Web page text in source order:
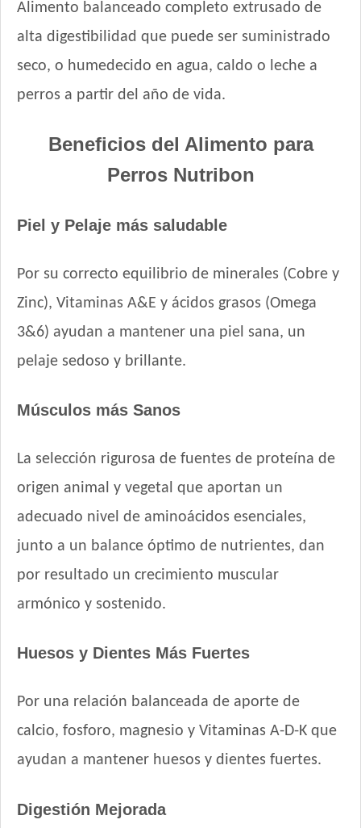
Fawna Perro Adulto Mordida Mediana y Grande
Ganacan Perro Adulto Mix Carne, Hígado y Pollo
Ganacan Perro Adulto sabor Carne
Gooster Perro Adulto
Gran Campeón Maintenance Perro Adulto Mordida Grande
Gran Pastor Perro Criadores
Handler Perro Adulto Mediano y Grande
High Pro Criadores Perro Adulto
High Pro Perro Adulto Cordero
Jager Perro Adulto
Jaspe Premium Perro Adulto
Jaspe Premium Perro Criadores
Keiko Max Perro Adulto Mediano y Grande
Keiko Perro Adulto de Raza Mediana y Grande sabor Carne
Ken-L Perro Adulto de Raza Mediana y Grande
Kongo Gold Perro Adulto Medianos y Grandes
Maintenance Criadores Perro Adulto Carne y Pollo
Master Crock Perro Adulto Raza Mediana y Grande
Max Pet Perro Adulto Mordida Grande
Maxxium Perro Adulto Cordero Patagónico y Arroz
Mi Amigo Perro Adulto
Alimento balanceado completo extrusado de
alta digestibilidad que puede ser suministrado
seco, o humedecido en agua, caldo o leche a
perros a partir del año de vida.
Beneficios del Alimento para
Perros Nutribon
Piel y Pelaje más saludable
Por su correcto equilibrio de minerales (Cobre y
Zinc), Vitaminas A&E y ácidos grasos (Omega
3&6) ayudan a mantener una piel sana, un
pelaje sedoso y brillante.
Músculos más Sanos
La selección rigurosa de fuentes de proteína de
origen animal y vegetal que aportan un
adecuado nivel de aminoácidos esenciales,
junto a un balance óptimo de nutrientes, dan
por resultado un crecimiento muscular
armónico y sostenido.
Huesos y Dientes Más Fuertes
Por una relación balanceada de aporte de
calcio, fosforo, magnesio y Vitaminas A-D-K que
ayudan a mantener huesos y dientes fuertes.
Digestión Mejorada